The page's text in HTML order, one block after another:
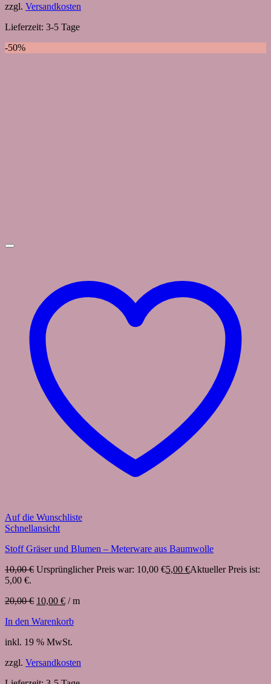
zzgl. Versandkosten
Lieferzeit: 3-5 Tage
-50%
Auf die Wunschliste
Schnellansicht
Stoff Gräser und Blumen – Meterware aus Baumwolle
10,00€ Ursprünglicher Preis war: 10,00 €5,00 €Aktueller Preis ist:
5,00 €.
20,00€ 10,00 € /m
In den Warenkorb
inkl. 19 % MwSt.
zzgl. Versandkosten